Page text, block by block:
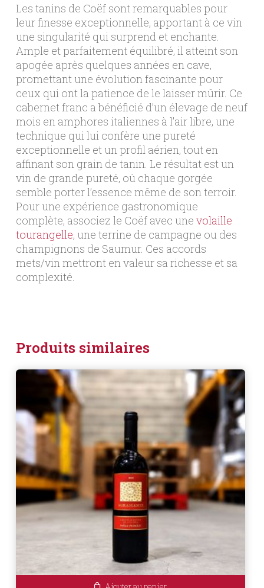
Les tanins de Coëf sont remarquables pour
leur finesse exceptionnelle, apportant à ce vin
une singularité qui surprend et enchante.
Ample et parfaitement équilibré, il atteint son
apogée après quelques années en cave,
promettant une évolution fascinante pour
ceux qui ont la patience de le laisser mûrir. Ce
cabernet franc a bénéficié d’un élevage de neuf
mois en amphores italiennes à l’air libre, une
technique qui lui confère une pureté
exceptionnelle et un profil aérien, tout en
affinant son grain de tanin. Le résultat est un
vin de grande pureté, où chaque gorgée
semble porter l’essence même de son terroir.
Pour une expérience gastronomique
complète, associez le Coëf avec une volaille
tourangelle, une terrine de campagne ou des
champignons de Saumur. Ces accords
mets/vin mettront en valeur sa richesse et sa
complexité.
Produits similaires